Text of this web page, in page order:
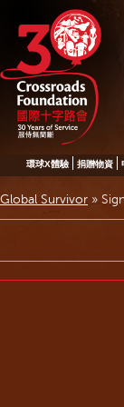
環球X體驗 捐贈物資
Global Survivor »